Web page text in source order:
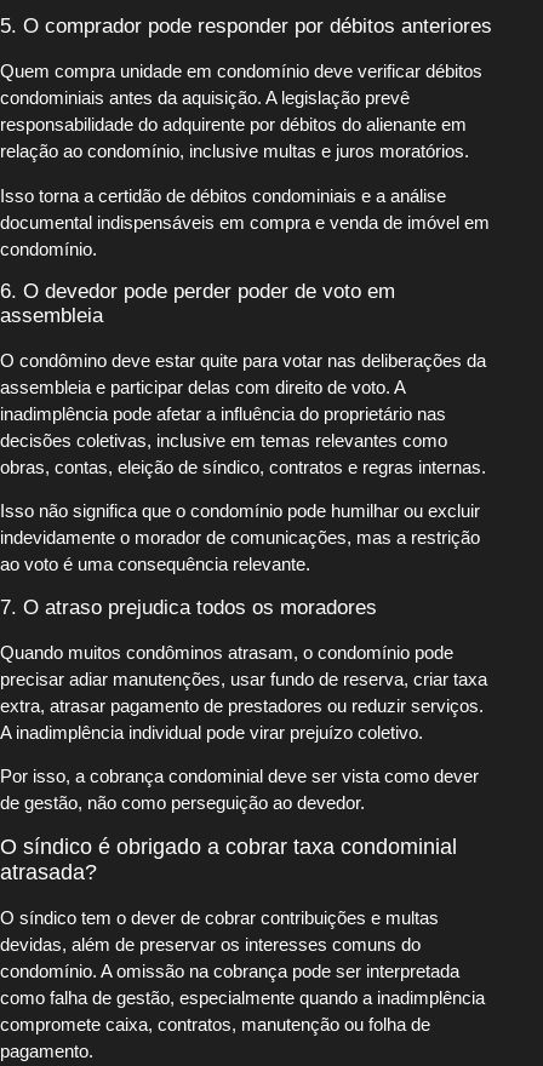
5. O comprador pode responder por débitos anteriores
Quem compra unidade em condomínio deve verificar débitos
condominiais antes da aquisição. A legislação prevê
responsabilidade do adquirente por débitos do alienante em
relação ao condomínio, inclusive multas e juros moratórios.
Isso torna a certidão de débitos condominiais e a análise
documental indispensáveis em compra e venda de imóvel em
condomínio.
6. O devedor pode perder poder de voto em
assembleia
O condômino deve estar quite para votar nas deliberações da
assembleia e participar delas com direito de voto. A
inadimplência pode afetar a influência do proprietário nas
decisões coletivas, inclusive em temas relevantes como
obras, contas, eleição de síndico, contratos e regras internas.
Isso não significa que o condomínio pode humilhar ou excluir
indevidamente o morador de comunicações, mas a restrição
ao voto é uma consequência relevante.
7. O atraso prejudica todos os moradores
Quando muitos condôminos atrasam, o condomínio pode
precisar adiar manutenções, usar fundo de reserva, criar taxa
extra, atrasar pagamento de prestadores ou reduzir serviços.
A inadimplência individual pode virar prejuízo coletivo.
Por isso, a cobrança condominial deve ser vista como dever
de gestão, não como perseguição ao devedor.
O síndico é obrigado a cobrar taxa condominial
atrasada?
O síndico tem o dever de cobrar contribuições e multas
devidas, além de preservar os interesses comuns do
condomínio. A omissão na cobrança pode ser interpretada
como falha de gestão, especialmente quando a inadimplência
compromete caixa, contratos, manutenção ou folha de
pagamento.